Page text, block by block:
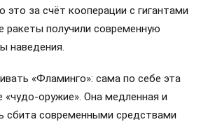
это за счёт кооперации с гигантами
ракеты получили современную
наведения.
«Фламинго»: сама по себе эта
«чудо-оружие». Она медленная и
сбита современными средствами